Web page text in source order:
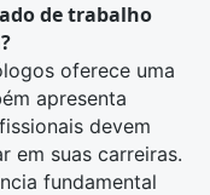
de trabalho
oferece uma
apresenta
devem
em suas carreiras.
fundamental